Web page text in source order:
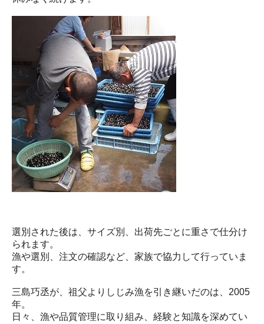
選別された後は、サイズ別、出荷先ごとに重さで仕分け
られます。
漁や選別、注文の確認など、家族で協力して行っていま
す。
三島巧丞が、祖父よりしじみ漁を引き継いだのは、2005
年。
日々、漁や品質管理に取り組み、経験と知識を深めてい